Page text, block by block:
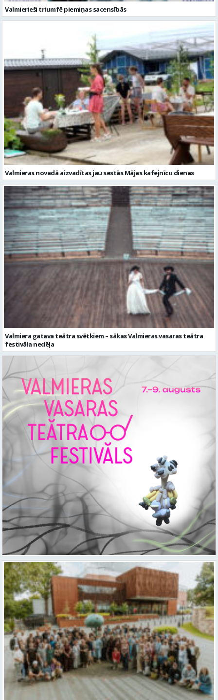
Valmierieši triumfē piemiņas sacensībās
Valmieras novadā aizvadītas jau sestās Mājas kafejnīcu dienas
Valmiera gatava teātra svētkiem – sākas Valmieras vasaras teātra
festivāla nedēļa